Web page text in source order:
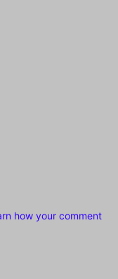
how your comment